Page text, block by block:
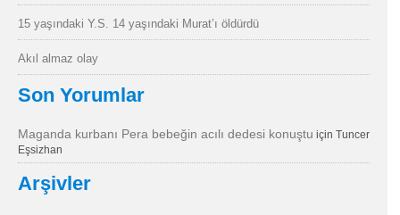
15 yaşındaki Y.S. 14 yaşındaki Murat’ı öldürdü
Akıl almaz olay
Son Yorumlar
Maganda kurbanı Pera bebeğin acılı dedesi konuştu için Tuncer
Eşsizhan
Arşivler